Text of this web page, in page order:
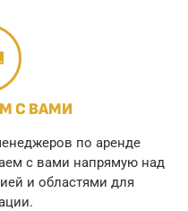
С ВАМИ
по аренде
с вами напрямую над
и областями для